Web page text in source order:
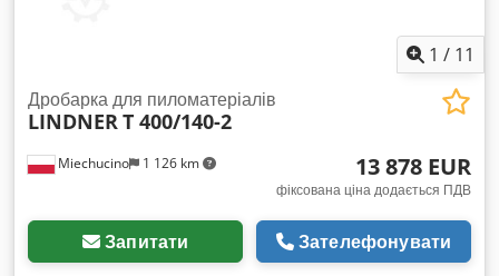
1 / 11
Miechucino 1 126 km
Дробарка для пиломатеріалів
LINDNERT 400/140-2
13 878 EUR
фіксована ціна додається ПДВ
Запитати Зателефонувати